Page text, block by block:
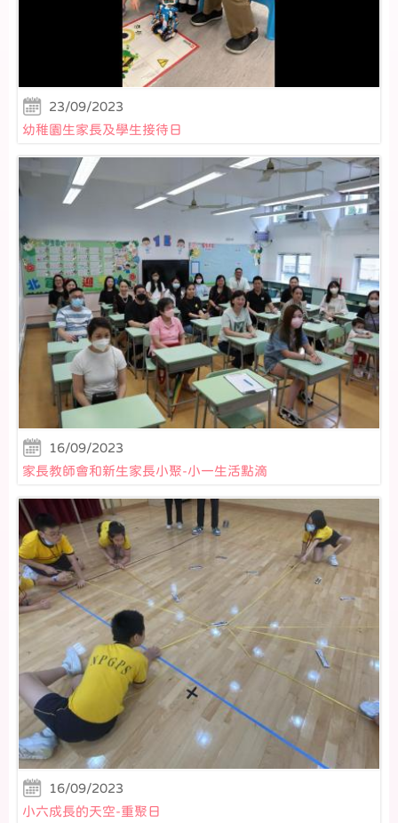
23/09/2023
幼稚園生家長及學生接待日
16/09/2023
家長教師會和新生家長小聚-小一生活點滴
16/09/2023
小六成長的天空-重聚日